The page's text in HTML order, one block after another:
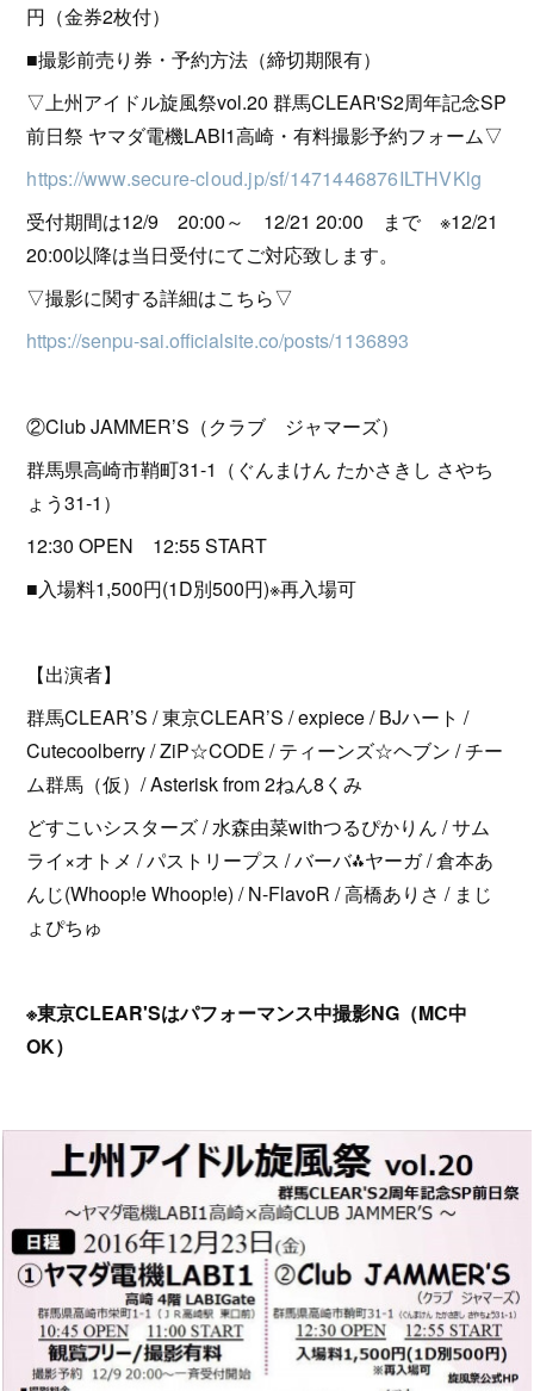
円（金券2枚付）
■撮影前売り券・予約方法（締切期限有）
▽上州アイドル旋風祭vol.20 群馬CLEAR'S2周年記念SP
前日祭 ヤマダ電機LABI1高崎・有料撮影予約フォーム▽
https://www.secure-cloud.jp/sf/1471446876ILTHVKlg
受付期間は12/9 20:00～ 12/21 20:00 まで ※12/21
20:00以降は当日受付にてご対応致します。
▽撮影に関する詳細はこちら▽
https://senpu-sai.officialsite.co/posts/1136893
②Club JAMMER’S（クラブ ジャマーズ）
群馬県高崎市鞘町31-1（ぐんまけん たかさきし さやち
ょう31-1）
12:30 OPEN 12:55 START
■入場料1,500円(1D別500円)※再入場可
【出演者】
群馬CLEAR’S / 東京CLEAR’S / expiece / BJハート /
Cutecoolberry / ZiP☆CODE / ティーンズ☆ヘブン / チー
ム群馬（仮）/ Asterisk from 2ねん8くみ
どすこいシスターズ / 水森由菜withつるぴかりん / サム
ライ×オトメ / パストリープス / バーバ⁂ヤーガ / 倉本あ
んじ(Whoop!e Whoop!e) / N-FlavoR / 高橋ありさ / まじ
ょぴちゅ
※東京CLEAR'Sはパフォーマンス中撮影NG（MC中
OK）